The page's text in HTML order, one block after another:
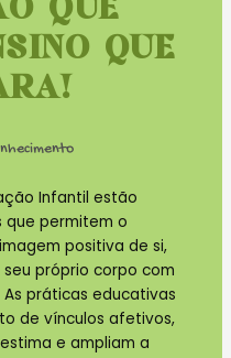
QUE
QUE
Infantil estão
que permitem o
positiva de si,
próprio corpo com
práticas educativas
de vínculos afetivos,
e ampliam a